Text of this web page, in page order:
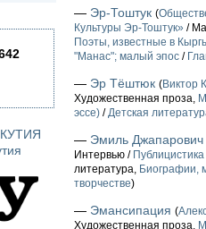
— Эр-Тоштук (
Культуры Эр-Тоштук» /
Поэты, известные в
"Манас"; малый эпос /
— Эр Тёштюк (
Художественная проза,
эссе) /Детская
— Эмиль
Интервью / Публицистика
литература, Биографии,
творчестве)
— Эмансипация (
Художественная проза,